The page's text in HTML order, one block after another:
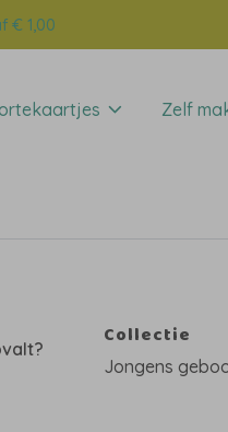
€ 1,00
Zelf
Collectie
Jongens